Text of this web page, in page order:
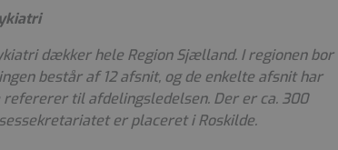
dækker hele Region Sjælland. I regionen bor
består af 12 afsnit, og de enkelte afsnit har
til afdelingsledelsen. Der er ca. 300
er placeret i Roskilde.